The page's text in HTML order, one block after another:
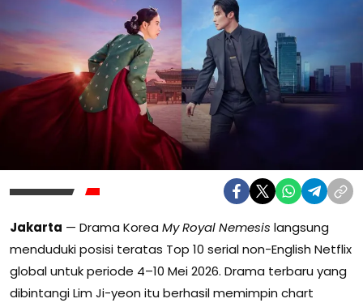
Jakarta — Drama Korea My Royal Nemesis langsung
menduduki posisi teratas Top 10 serial non-English Netflix
global untuk periode 4–10 Mei 2026. Drama terbaru yang
dibintangi Lim Ji-yeon itu berhasil memimpin chart